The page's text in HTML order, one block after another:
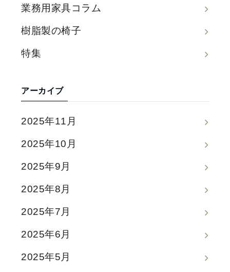
業務用家具コラム
樹脂製の椅子
特集
アーカイブ
2025年11月
2025年10月
2025年9月
2025年8月
2025年7月
2025年6月
2025年5月